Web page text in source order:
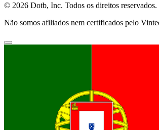
© 2026 Dotb, Inc. Todos os direitos reservados.
Não somos afiliados nem certificados pelo